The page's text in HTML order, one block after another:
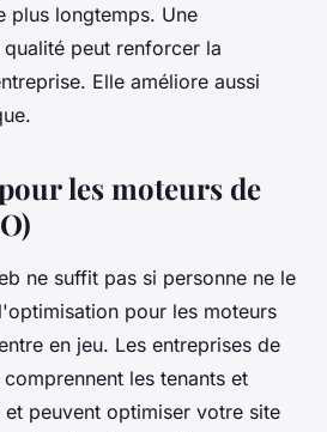
plus longtemps. Une
peut renforcer la
Elle améliore aussi
les moteurs de
ne suffit pas si personne ne le
pour les moteurs
en jeu. Les entreprises de
les tenants et
et peuvent optimiser votre site